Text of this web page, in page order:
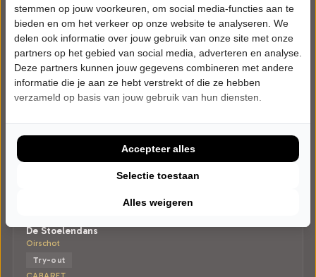
De Stoelendans
Oirschot
Try-out
stemmen op jouw voorkeuren, om social media-functies aan te
bieden en om het verkeer op onze website te analyseren. We
delen ook informatie over jouw gebruik van onze site met onze
partners op het gebied van social media, adverteren en analyse.
Deze partners kunnen jouw gegevens combineren met andere
informatie die je aan ze hebt verstrekt of die ze hebben
verzameld op basis van jouw gebruik van hun diensten.
Alles weigeren
Selectie toestaan
Accepteer alles